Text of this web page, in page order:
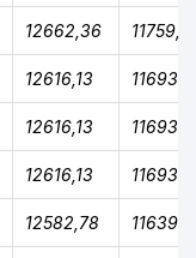
12662,36
12616,13
12616,13
12616,13
12582,78